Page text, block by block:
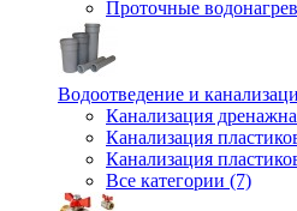
Проточные
Водоотведение и
Канализация
Канализация
Канализация
Все категории (7)